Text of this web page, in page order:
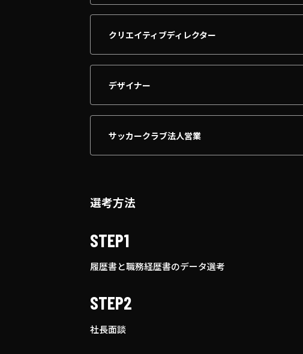
クリエイティブディレクター
デザイナー
サッカークラブ法人営業
選考方法
STEP1
履歴書と職務経歴書のデータ選考
STEP2
社長面談